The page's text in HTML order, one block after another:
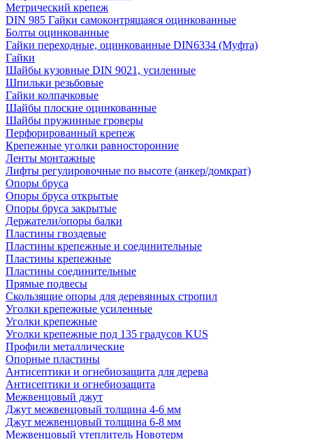
Метрический крепеж
DIN 985 Гайки самоконтрящаяся оцинкованные
Болты оцинкованные
Гайки переходные, оцинкованные DIN6334 (Муфта)
Гайки
Шайбы кузовные DIN 9021, усиленные
Шпильки резьбовые
Гайки колпачковые
Шайбы плоские оцинкованные
Шайбы пружинные гроверы
Перфорированный крепеж
Крепежные уголки равносторонние
Ленты монтажные
Лифты регулировочные по высоте (анкер/домкрат)
Опоры бруса
Опоры бруса открытые
Опоры бруса закрытые
Держатели/опоры балки
Пластины гвоздевые
Пластины крепежные и соединительные
Пластины крепежные
Пластины соединительные
Прямые подвесы
Скользящие опоры для деревянных стропил
Уголки крепежные усиленные
Уголки крепежные
Уголки крепежные под 135 градусов KUS
Профили металлические
Опорные пластины
Антисептики и огнебиозащита для дерева
Антисептики и огнебиозащита
Межвенцовый джут
Джут межвенцовый толщина 4-6 мм
Джут межвенцовый толщина 6-8 мм
Межвенцовый утеплитель Новотерм